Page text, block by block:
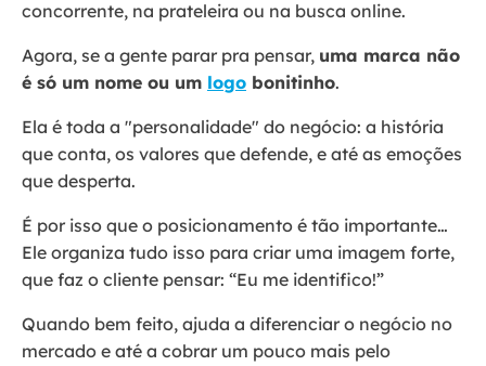
concorrente, na prateleira ou na busca online.
Agora, se a gente parar pra pensar, uma marca não
é só um nome ou um logo bonitinho.
Ela é toda a "personalidade" do negócio: a história
que conta, os valores que defende, e até as emoções
que desperta.
É por isso que o posicionamento é tão importante…
Ele organiza tudo isso para criar uma imagem forte,
que faz o cliente pensar: “Eu me identifico!”
Quando bem feito, ajuda a diferenciar o negócio no
mercado e até a cobrar um pouco mais pelo